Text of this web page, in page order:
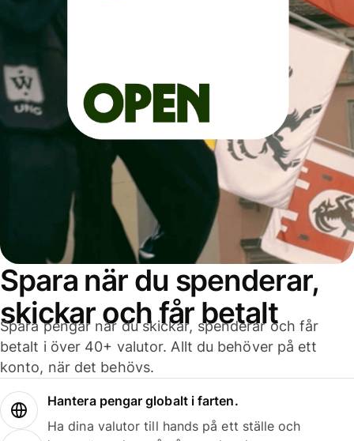
Spara när du spenderar,
skickar och får betalt
Spara pengar när du skickar, spenderar och får
betalt i över 40+ valutor. Allt du behöver på ett
konto, när det behövs.
Hantera pengar globalt i farten.
Ha dina valutor till hands på ett ställe och